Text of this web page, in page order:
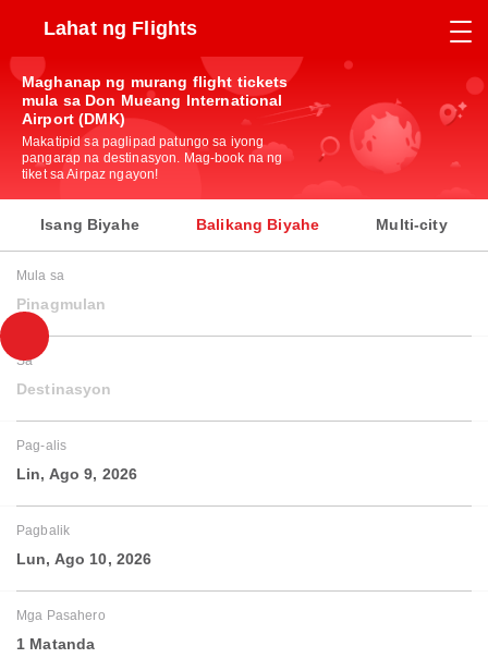
Lahat ng Flights
Maghanap ng murang flight tickets
mula sa Don Mueang International
Airport (DMK)
Makatipid sa paglipad patungo sa iyong
pangarap na destinasyon. Mag-book na ng
tiket sa Airpaz ngayon!
Isang Biyahe Balikang Biyahe Multi-city
Mula sa
Pinagmulan
Sa
Destinasyon
Pag-alis
Lin, Ago 9, 2026
Pagbalik
Lun, Ago 10, 2026
Mga Pasahero
1 Matanda